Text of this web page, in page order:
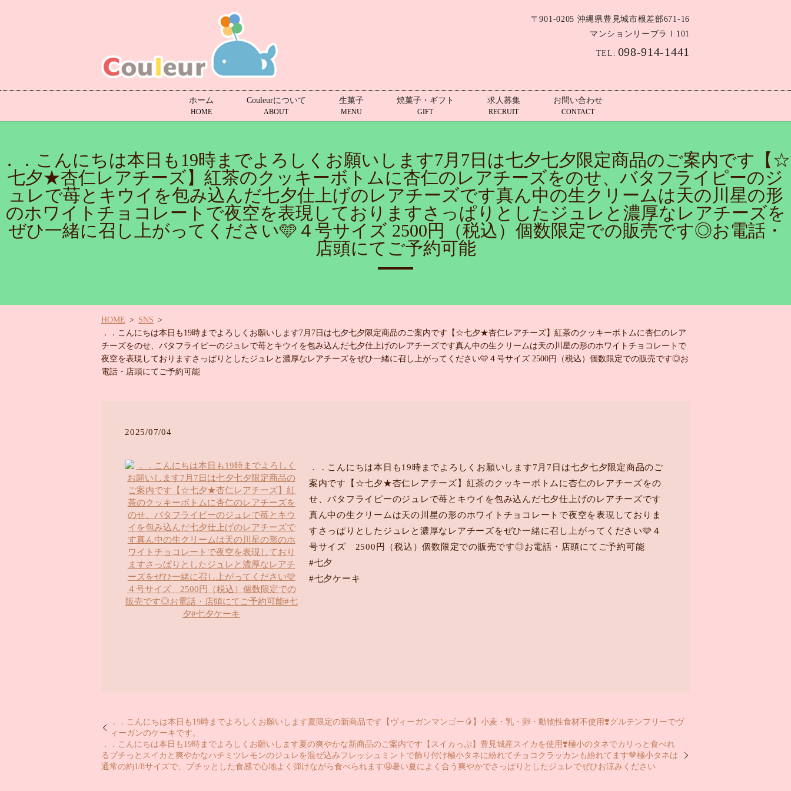
〒901-0205 沖縄県豊見城市根差部671-16
マンションリーブラⅠ101
TEL: 098-914-1441
ホーム
HOME
Couleurについて
ABOUT
生菓子
MENU
焼菓子・ギフト
GIFT
求人募集
RECRUIT
お問い合わせ
CONTACT
．．こんにちは️本日も19時までよろしくお願いします7月7日は七夕七夕限定商品のご案内です【☆
七夕★杏仁レアチーズ】紅茶のクッキーボトムに杏仁のレアチーズをのせ、バタフライピーのジ
ュレで苺とキウイを包み込んだ七夕仕上げのレアチーズです真ん中の生クリームは天の川星の形
のホワイトチョコレートで夜空を表現しておりますさっぱりとしたジュレと濃厚なレアチーズを
ぜひ一緒に召し上がってください🩵４号サイズ 2500円（税込）個数限定での販売です◎お電話・
店頭にてご予約可能
HOME
SNS
．．こんにちは️本日も19時までよろしくお願いします7月7日は七夕七夕限定商品のご案内です【☆七夕★杏仁レアチーズ】紅茶のクッキーボトムに杏仁のレア
チーズをのせ、バタフライピーのジュレで苺とキウイを包み込んだ七夕仕上げのレアチーズです真ん中の生クリームは天の川星の形のホワイトチョコレートで
夜空を表現しておりますさっぱりとしたジュレと濃厚なレアチーズをぜひ一緒に召し上がってください🩵４号サイズ 2500円（税込）個数限定での販売です◎お
電話・店頭にてご予約可能
2025/07/04
．．こんにちは️本日も19時までよろしくお願いします7月7日は七夕七夕限定商品のご
案内です【☆七夕★杏仁レアチーズ】紅茶のクッキーボトムに杏仁のレアチーズをの
せ、バタフライピーのジュレで苺とキウイを包み込んだ七夕仕上げのレアチーズです
真ん中の生クリームは天の川星の形のホワイトチョコレートで夜空を表現しておりま
すさっぱりとしたジュレと濃厚なレアチーズをぜひ一緒に召し上がってください🩵４
号サイズ 2500円（税込）個数限定での販売です◎お電話・店頭にてご予約可能
#七夕
#七夕ケーキ
．．こんにちは️本日も19時までよろしくお願いします夏限定の新商品です️【ヴィーガンマンゴー🥭】小麦・乳・卵・動物性食材不使用❣️グルテンフリーでヴ
ィーガンのケーキです。
．．こんにちは️本日も19時までよろしくお願いします夏の爽やかな新商品のご案内です️【スイカっぷ】豊見城産スイカを使用❣️極小のタネでカリっと食べれ
るプチっとスイカと爽やかなハチミツレモンのジュレを混ぜ込みフレッシュミントで飾り付け極小タネに紛れてチョコクラッカンも紛れてます🤎極小タネは
通常の約1/8サイズで、プチッとした食感で心地よく弾けながら食べられます🤤️暑い夏によく合う爽やかでさっぱりとしたジュレでぜひお涼みください